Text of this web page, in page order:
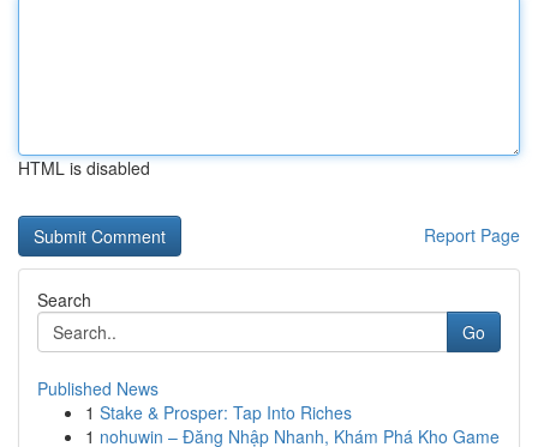
HTML is disabled
Report Page
Search
Go
Published News
1 Stake & Prosper: Tap Into Riches
1 nohuwin – Đăng Nhập Nhanh, Khám Phá Kho Game